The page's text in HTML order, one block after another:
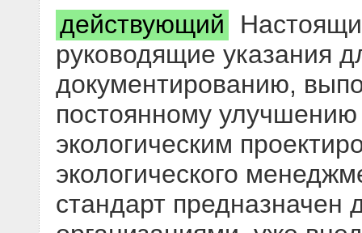
действующий
руководящие указания
документированию,
постоянному
экологическим
экологического
стандарт предназначен